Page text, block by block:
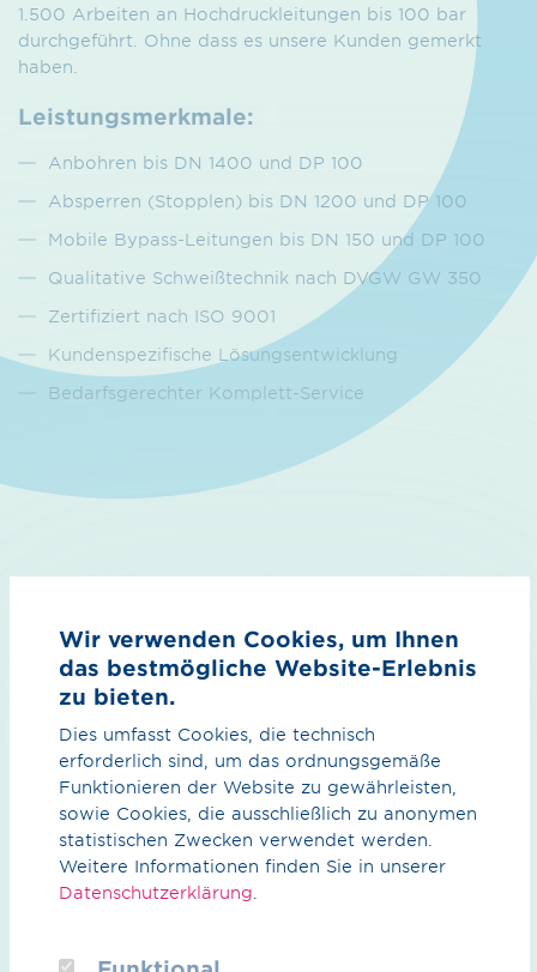
1.500 Arbeiten an Hochdruckleitungen bis 100 bar
durchgeführt. Ohne dass es unsere Kunden gemerkt
haben.
Leistungsmerkmale:
Anbohren bis DN 1400 und DP 100
Absperren (Stopplen) bis DN 1200 und DP 100
Mobile Bypass-Leitungen bis DN 150 und DP 100
Qualitative Schweißtechnik nach DVGW GW 350
Zertifiziert nach ISO 9001
Kundenspezifische Lösungsentwicklung
Bedarfsgerechter Komplett-Service
Produkten und Dienstleistungen?
Stellen Sie einfach eine unverbindliche Anfrage, oder
vereinbaren Sie doch gleich einen persönlichen Termin.
Anfrage stellen
Wir verwenden Cookies, um Ihnen
das bestmögliche Website-Erlebnis
zu bieten.
Dies umfasst Cookies, die technisch
erforderlich sind, um das ordnungsgemäße
Funktionieren der Website zu gewährleisten,
sowie Cookies, die ausschließlich zu anonymen
statistischen Zwecken verwendet werden.
Weitere Informationen finden Sie in unserer
Datenschutzerklärung